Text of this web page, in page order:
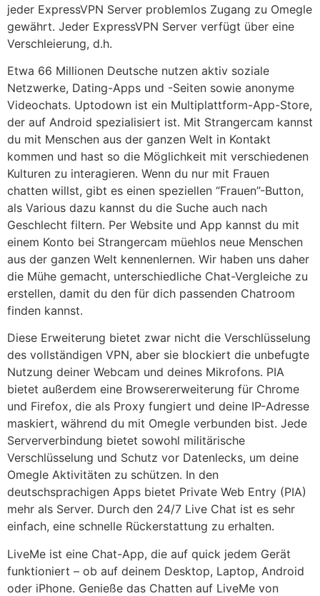
jeder ExpressVPN Server problemlos Zugang zu Omegle
gewährt. Jeder ExpressVPN Server verfügt über eine
Verschleierung, d.h.
Etwa 66 Millionen Deutsche nutzen aktiv soziale
Netzwerke, Dating-Apps und -Seiten sowie anonyme
Videochats. Uptodown ist ein Multiplattform-App-Store,
der auf Android spezialisiert ist. Mit Strangercam kannst
du mit Menschen aus der ganzen Welt in Kontakt
kommen und hast so die Möglichkeit mit verschiedenen
Kulturen zu interagieren. Wenn du nur mit Frauen
chatten willst, gibt es einen speziellen “Frauen”-Button,
als Various dazu kannst du die Suche auch nach
Geschlecht filtern. Per Website und App kannst du mit
einem Konto bei Strangercam müehlos neue Menschen
aus der ganzen Welt kennenlernen. Wir haben uns daher
die Mühe gemacht, unterschiedliche Chat-Vergleiche zu
erstellen, damit du den für dich passenden Chatroom
finden kannst.
Diese Erweiterung bietet zwar nicht die Verschlüsselung
des vollständigen VPN, aber sie blockiert die unbefugte
Nutzung deiner Webcam und deines Mikrofons. PIA
bietet außerdem eine Browsererweiterung für Chrome
und Firefox, die als Proxy fungiert und deine IP-Adresse
maskiert, während du mit Omegle verbunden bist. Jede
Serververbindung bietet sowohl militärische
Verschlüsselung und Schutz vor Datenlecks, um deine
Omegle Aktivitäten zu schützen. In den
deutschsprachigen Apps bietet Private Web Entry (PIA)
mehr als Server. Durch den 24/7 Live Chat ist es sehr
einfach, eine schnelle Rückerstattung zu erhalten.
LiveMe ist eine Chat-App, die auf quick jedem Gerät
funktioniert – ob auf deinem Desktop, Laptop, Android
oder iPhone. Genieße das Chatten auf LiveMe von